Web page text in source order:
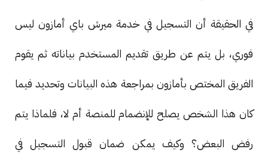
في الحقيقة أن التسجيل في خدمة ميرش باي أمازون ليس
فوري، بل يتم عن طريق تقديم المستخدم بياناته ثم يقوم
الفريق المختص بأمازون بمراجعة هذه البيانات وتحديد فيما
كان هذا الشخص يصلح للإنضمام للمنصة أم لا، فلماذا يتم
رفض البعض؟ وكيف يمكن ضمان قبول التسجيل في